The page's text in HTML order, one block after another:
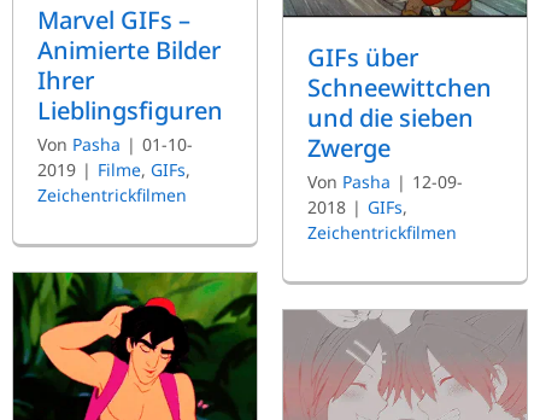
Marvel GIFs –
Animierte Bilder
Ihrer
Lieblingsfiguren
Von Pasha | 01-10-
2019 | Filme, GIFs,
Zeichentrickfilmen
GIFs über
Schneewittchen
und die sieben
Zwerge
Von Pasha | 12-09-
2018 | GIFs,
Zeichentrickfilmen